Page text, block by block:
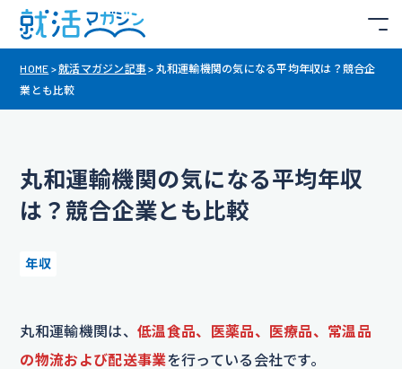
HOME >就活マガジン記事 > 丸和運輸機関の気になる平均年収は？競合企
業とも比較
丸和運輸機関の気になる平均年収
は？競合企業とも比較
年収
丸和運輸機関は、 低温食品、医薬品、医療品、常温品
の物流および配送事業を行っている会社です。